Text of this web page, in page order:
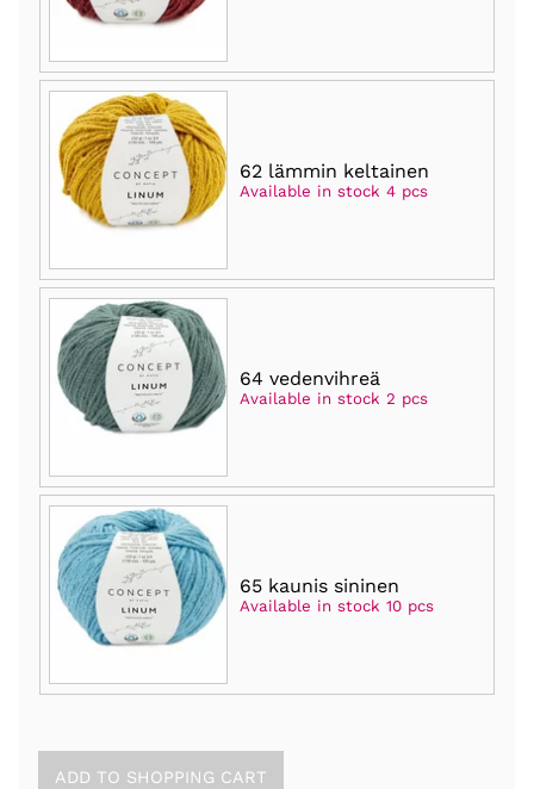
62 lämmin keltainen
Available in stock 4 pcs
64 vedenvihreä
Available in stock 2 pcs
65 kaunis sininen
Available in stock 10 pcs